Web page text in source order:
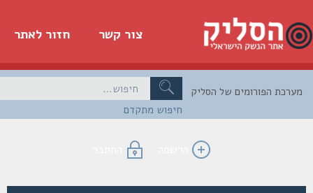
חזור לאתר צור קשר
חיפוש מתקדם
הפורומים של הסליק
הרשמה התחבר